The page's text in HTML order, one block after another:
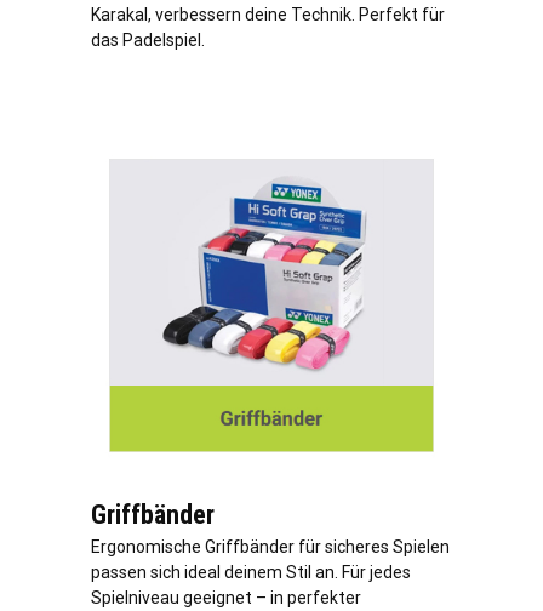
Karakal, verbessern deine Technik. Perfekt für
das Padelspiel.
Griffbänder
Ergonomische Griffbänder für sicheres Spielen
passen sich ideal deinem Stil an. Für jedes
Spielniveau geeignet – in perfekter